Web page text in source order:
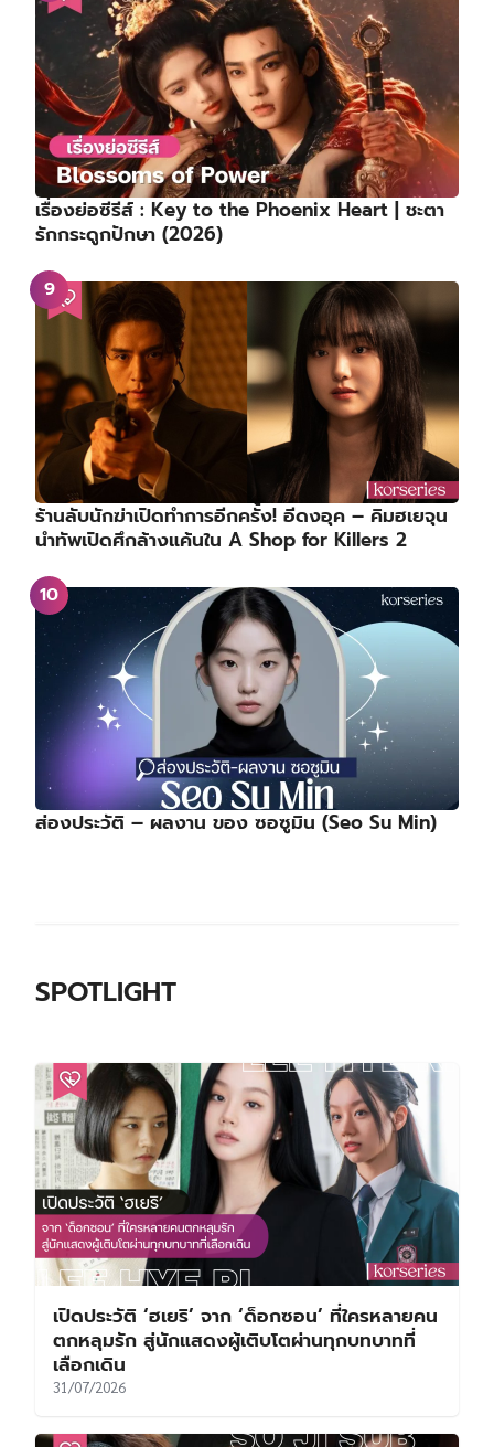
เรื่องย่อซีรีส์ : Key to the Phoenix Heart | ชะตา
รักกระดูกปักษา (2026)
ร้านลับนักฆ่าเปิดทำการอีกครั้ง! อีดงอุค – คิมฮเยจุน
นำทัพเปิดศึกล้างแค้นใน A Shop for Killers 2
ส่องประวัติ – ผลงาน ของ ซอซูมิน (Seo Su Min)
SPOTLIGHT
เปิดประวัติ ‘ฮเยริ’ จาก ‘ด็อกซอน’ ที่ใครหลายคน
ตกหลุมรัก สู่นักแสดงผู้เติบโตผ่านทุกบทบาทที่
เลือกเดิน
31/07/2026